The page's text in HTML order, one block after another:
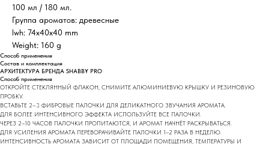
100 мл / 180 мл.
Группа ароматов: древесные
lwh: 74x40x40 mm
Weight: 160 g
Способ применения
Состав и комплектация
АРХИТЕКТУРА БРЕНДА SHABBY PRO
Способ применения
ОТКРОЙТЕ СТЕКЛЯННЫЙ ФЛАКОН, СНИМИТЕ АЛЮМИНИЕВУЮ КРЫШКУ И РЕЗИНОВУЮ
ПРОБКУ.
ВСТАВЬТЕ 2–3 ФИБРОВЫЕ ПАЛОЧКИ ДЛЯ ДЕЛИКАТНОГО ЗВУЧАНИЯ АРОМАТА.
ДЛЯ БОЛЕЕ ИНТЕНСИВНОГО ЭФФЕКТА ИСПОЛЬЗУЙТЕ ВСЕ ПАЛОЧКИ.
ЧЕРЕЗ 2–10 ЧАСОВ ПАЛОЧКИ ПРОПИТАЮТСЯ, И АРОМАТ НАЧНЁТ РАСКРЫВАТЬСЯ.
ДЛЯ УСИЛЕНИЯ АРОМАТА ПЕРЕВОРАЧИВАЙТЕ ПАЛОЧКИ 1–2 РАЗА В НЕДЕЛЮ.
ИНТЕНСИВНОСТЬ АРОМАТА ЗАВИСИТ ОТ ПЛОЩАДИ ПОМЕЩЕНИЯ, ТЕМПЕРАТУРЫ И